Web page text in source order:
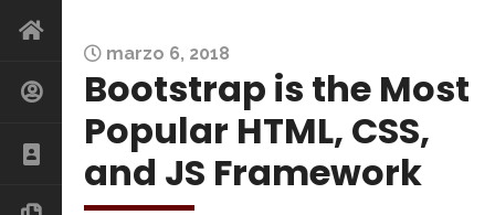
marzo 6, 2018
Bootstrap is the Most
Popular HTML, CSS,
and JS Framework